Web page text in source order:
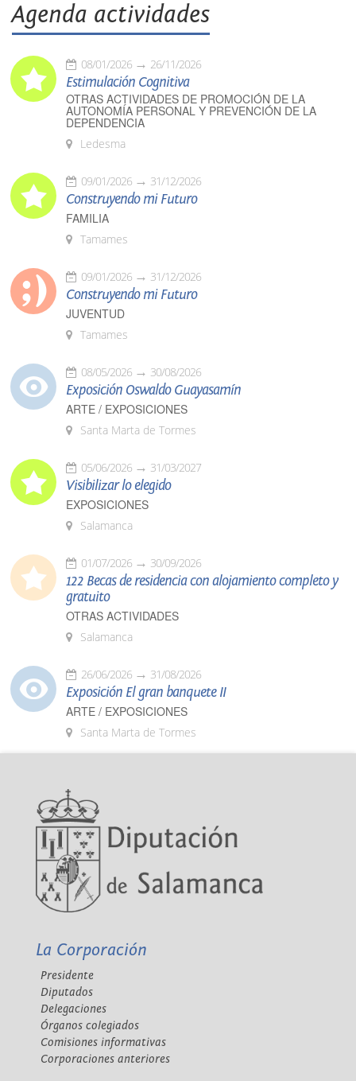
Agenda actividades
08/01/2026 26/11/2026
Estimulación Cognitiva
OTRAS ACTIVIDADES DE PROMOCIÓN DE LA
AUTONOMÍA PERSONAL Y PREVENCIÓN DE LA
DEPENDENCIA
Ledesma
09/01/2026 31/12/2026
Construyendo mi Futuro
FAMILIA
Tamames
09/01/2026 31/12/2026
Construyendo mi Futuro
JUVENTUD
Tamames
08/05/2026 30/08/2026
Exposición Oswaldo Guayasamín
ARTE / EXPOSICIONES
Santa Marta de Tormes
05/06/2026 31/03/2027
Visibilizar lo elegido
EXPOSICIONES
Salamanca
01/07/2026 30/09/2026
122 Becas de residencia con alojamiento completo y
gratuito
OTRAS ACTIVIDADES
Salamanca
26/06/2026 31/08/2026
Exposición El gran banquete II
ARTE / EXPOSICIONES
Santa Marta de Tormes
La Corporación
Presidente
Diputados
Delegaciones
Órganos colegiados
Comisiones informativas
Corporaciones anteriores